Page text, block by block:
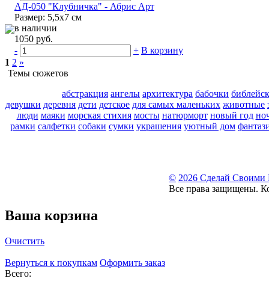
АД-050 "Клубничка" - Абрис Арт
Размер: 5,5х7 см
в наличии
1050 руб.
-
+ В корзину
1 2 »
Темы сюжетов
абстракция ангелы архитектура бабочки
девушки деревня дети детское для самых маленьких животные
люди маяки морская стихия мосты натюрморт новый год
рамки салфетки собаки сумки украшения уютный дом
© 2026 Сделай Своими
Все права защищены.
Ваша корзина
Очистить
Вернуться к покупкам Оформить заказ
Всего: